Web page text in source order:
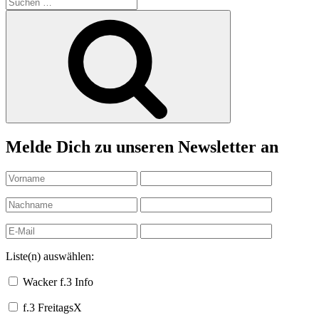
nach:
Melde Dich zu unseren Newsletter an
Liste(n) auswählen:
Wacker f.3 Info
f.3 FreitagsX